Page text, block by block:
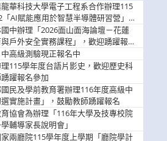
華科技大學電子工程系合作辦理115
「AI賦能應用於智慧半導體研習營」，
中辦理「2026面山面海論壇－花蓮
戶外安全實務課程」，歡迎踴躍報名
中高級測驗現正報名中
115學年度台語片影史，歡迎歷史科
躍報名參加
民及學前教育署辦理116年度高級中
實施計畫」，鼓勵教師踴躍報名
協會為辦理「116年大學及技專校院
輔導家長說明會」
兩廳院115學年度上學期「廳院學計